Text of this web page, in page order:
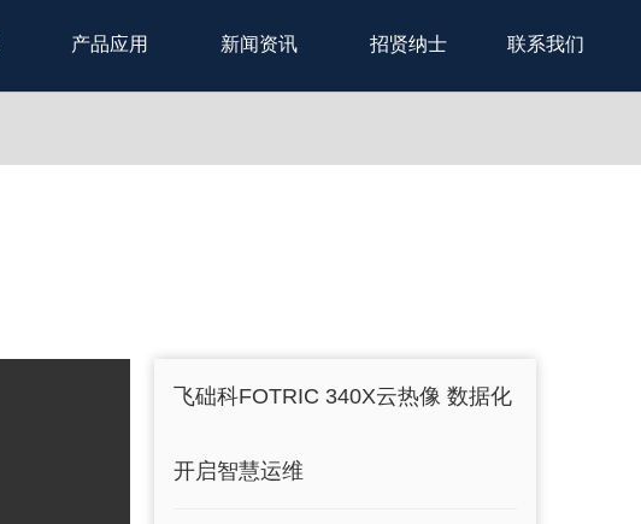
产品应用 新闻资讯 招贤纳士 联系我们
飞础科FOTRIC 340X云热像 数据化
开启智慧运维